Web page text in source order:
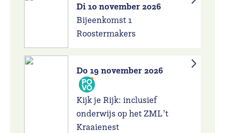
Di 10 november 2026
Bijeenkomst 1
Roostermakers
Do 19 november 2026
Kijk je Rijk: inclusief
onderwijs op het ZML 't
Kraaienest